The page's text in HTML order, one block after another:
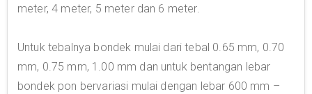
meter, 4 meter, 5 meter dan 6 meter.
Untuk tebalnya bondek mulai dari tebal 0.65 mm, 0.70
mm, 0.75 mm, 1.00 mm dan untuk bentangan lebar
bondek pon bervariasi mulai dengan lebar 600 mm –